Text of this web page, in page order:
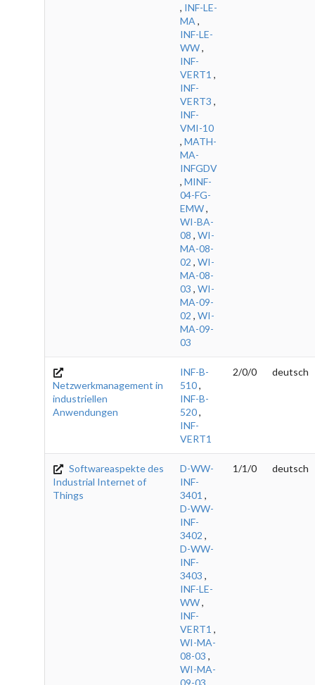
, INF-LE-
MA ,
INF-LE-
WW,
INF-
VERT1 ,
INF-
VERT3 ,
INF-
VMI-10
, MATH-
MA-
INFGDV
, MINF-
04-FG-
EMW,
WI-BA-
08 , WI-
MA-08-
02 , WI-
MA-08-
03 , WI-
MA-09-
02 , WI-
MA-09-
03
Netzwerkmanagement in
industriellen
Anwendungen
INF-B-
510,
INF-B-
520,
INF-
VERT1
2/0/0 deutsch
Softwareaspekte des
Industrial Internet of
Things
D-WW-
INF-
3401 ,
D-WW-
INF-
3402 ,
D-WW-
INF-
3403 ,
INF-LE-
WW,
INF-
VERT1 ,
WI-MA-
08-03 ,
WI-MA-
09-03
1/1/0 deutsch